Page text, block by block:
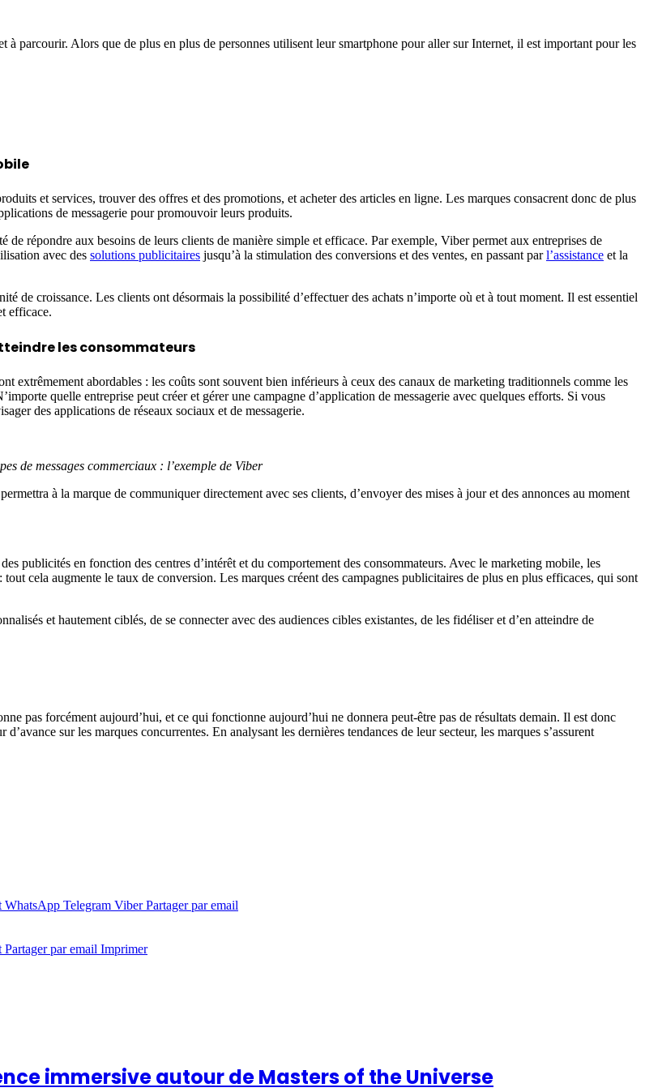
parcourir. Alors que de plus en plus de personnes utilisent leur smartphone pour aller sur Internet, il est important pour les
et services, trouver des offres et des promotions, et acheter des articles en ligne. Les marques consacrent donc de plus
de messagerie pour promouvoir leurs produits.
répondre aux besoins de leurs clients de manière simple et efficace. Par exemple, Viber permet aux entreprises de
avec des solutions publicitaires jusqu’à la stimulation des conversions et des ventes, en passant parl’assistance et la
de croissance. Les clients ont désormais la possibilité d’effectuer des achats n’importe où et à tout moment. Il est essentiel
efficace.
les consommateurs
extrêmement abordables : les coûts sont souvent bien inférieurs à ceux des canaux de marketing traditionnels comme les
quelle entreprise peut créer et gérer une campagne d’application de messagerie avec quelques efforts. Si vous
des applications de réseaux sociaux et de messagerie.
de messages commerciaux : l’exemple de Viber
à la marque de communiquer directement avec ses clients, d’envoyer des mises à jour et des annonces au moment
publicités en fonction des centres d’intérêt et du comportement des consommateurs. Avec le marketing mobile, les
tout cela augmente le taux de conversion. Les marques créent des campagnes publicitaires de plus en plus efficaces, qui sont
et hautement ciblés, de se connecter avec des audiences cibles existantes, de les fidéliser et d’en atteindre de
pas forcément aujourd’hui, et ce qui fonctionne aujourd’hui ne donnera peut-être pas de résultats demain. Il est donc
sur les marques concurrentes. En analysant les dernières tendances de leur secteur, les marques s’assurent
WhatsApp Telegram Viber Partager par email
Partager par email Imprimer
immersive autour de Masters of the Universe